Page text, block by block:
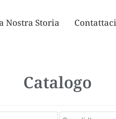
Nostra Storia Contattaci
Catalogo